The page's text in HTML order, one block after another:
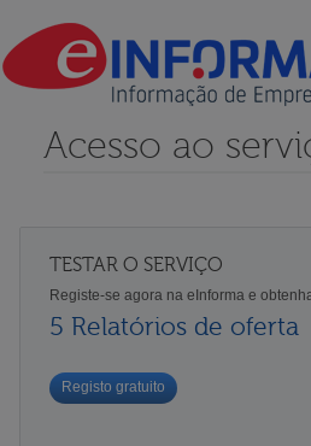
Acesso ao
TESTAR O SERVIÇO
Registe-se agora na eInforma e
5 Relatórios de oferta
Registo gratuito